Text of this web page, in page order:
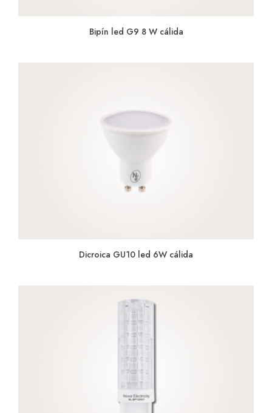
Bipín led G9 8 W cálida
Dicroica GU10 led 6W cálida